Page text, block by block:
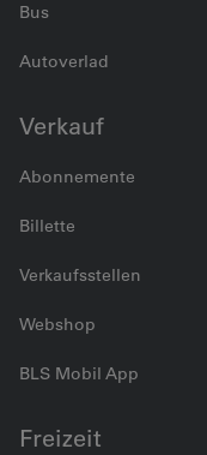
Bus
Autoverlad
Verkauf
Abonnemente
Billette
Verkaufsstellen
Webshop
BLS Mobil App
Freizeit